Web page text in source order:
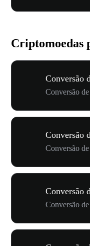
Criptomoedas
Conversão
Conversão
Conversão
Conversão
Conversão
Conversão